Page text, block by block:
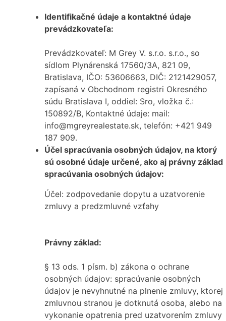
Identifikačné údaje a kontaktné údaje
prevádzkovateľa:
Prevádzkovateľ: M Grey V. s.r.o. s.r.o., so
sídlom Plynárenská 17560/3A, 821 09,
Bratislava, IČO: 53606663, DIČ: 2121429057,
zapísaná v Obchodnom registri Okresného
súdu Bratislava I, oddiel: Sro, vložka č.:
150892/B, Kontaktné údaje: mail:
info@mgreyrealestate.sk, telefón: +421 949
187 909.
Účel spracúvania osobných údajov, na ktorý
sú osobné údaje určené, ako aj právny základ
spracúvania osobných údajov:
Účel: zodpovedanie dopytu a uzatvorenie
zmluvy a predzmluvné vzťahy
Právny základ:
§ 13 ods. 1 písm. b) zákona o ochrane
osobných údajov: spracúvanie osobných
údajov je nevyhnutné na plnenie zmluvy, ktorej
zmluvnou stranou je dotknutá osoba, alebo na
vykonanie opatrenia pred uzatvorením zmluvy